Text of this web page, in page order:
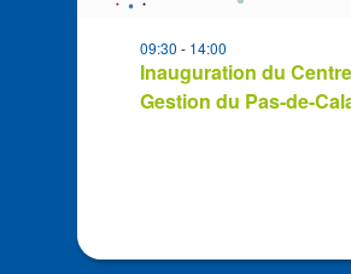
Photo
ViewInauguration du
Gestion du Pas-de-
09:30- 14:00